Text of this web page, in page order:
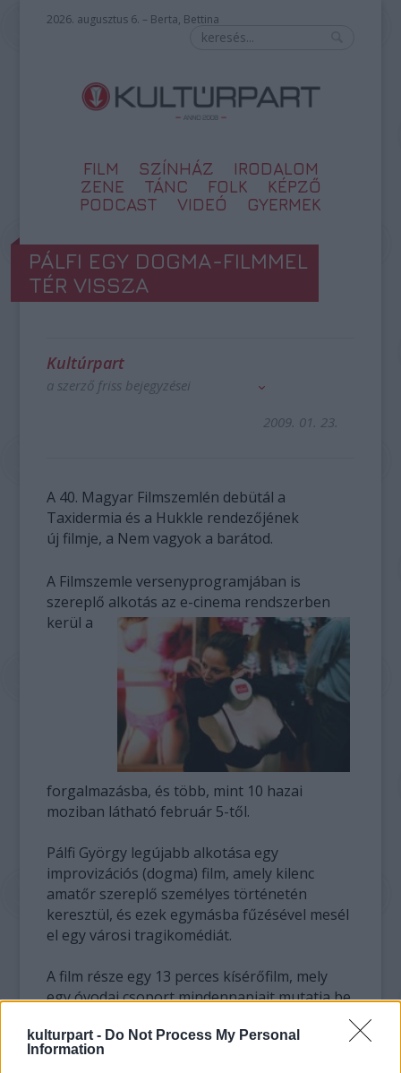
kulturpart - Do Not Process My Personal
Information
2026. augusztus 6. – Berta, Bettina
FILM SZÍNHÁZ
IRODALOM
ZENE
TÁNC FOLK
KÉPZŐ
PODCAST
VIDEÓ GYERMEK
PÁLFI EGY DOGMA-FILMMEL
TÉR VISSZA
Kultúrpart
a szerző friss bejegyzései
2009. 01. 23.
A 40. Magyar Filmszemlén debütál a
Taxidermia és a Hukkle rendezőjének
új filmje, a Nem vagyok a barátod.
A Filmszemle versenyprogramjában is
szereplő alkotás az e-cinema rendszerben
kerül a
forgalmazásba, és több, mint 10 hazai
moziban látható február 5-től.
Pálfi György legújabb alkotása egy
improvizációs (dogma) film, amely kilenc
amatőr szereplő személyes történetén
keresztül, és ezek egymásba fűzésével mesél
el egy városi tragikomédiát.
A film része egy 13 perces kísérőfilm, mely
egy óvodai csoport mindennapjait mutatja be
NEM VAGYOK A BARÁTOD